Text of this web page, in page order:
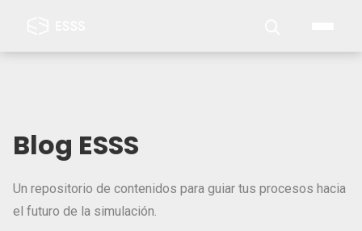
Blog ESSS
Un repositorio de contenidos para guiar tus procesos hacia
el futuro de la simulación.